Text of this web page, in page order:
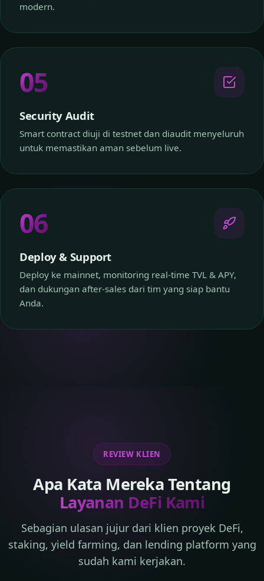
modern.
05
Security Audit
Smart contract diuji di testnet dan diaudit menyeluruh
untuk memastikan aman sebelum live.
06
Deploy & Support
Deploy ke mainnet, monitoring real-time TVL & APY,
dan dukungan after-sales dari tim yang siap bantu
Anda.
REVIEW KLIEN
Apa Kata Mereka Tentang
Layanan DeFi Kami
Sebagian ulasan jujur dari klien proyek DeFi,
staking, yield farming, dan lending platform yang
sudah kami kerjakan.